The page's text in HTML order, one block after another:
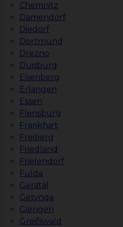
Chemnitz
Damendorf
Diedorf
Dortmund
Drezno
Duisburg
Eisenberg
Erlangen
Essen
Flensburg
Frankfurt
Freiberg
Friedland
Frielendorf
Fulda
Geratal
Getynga
Giengen
Greifswald